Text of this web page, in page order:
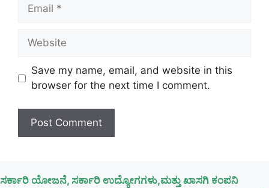
Website
Save my name, email, and website in this
browser for the next time I comment.
ಸರ್ಕಾರಿ ಯೋಜನೆ, ಸರ್ಕಾರಿ ಉದ್ಯೋಗಗಳು,ಮತ್ತು ಖಾಸಗಿ ಕಂಪನಿ